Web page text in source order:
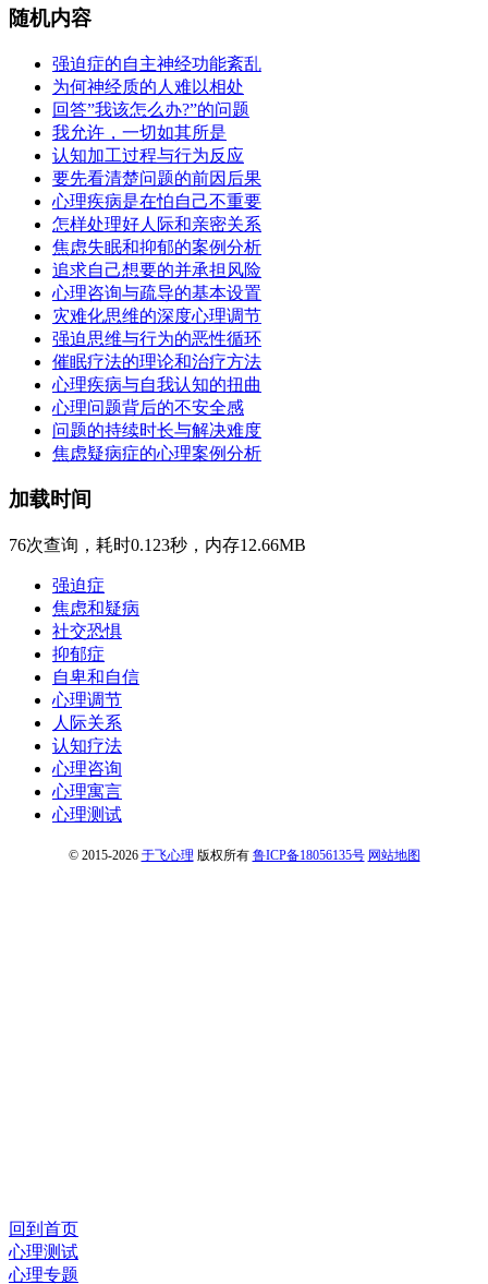
随机内容
强迫症的自主神经功能紊乱
为何神经质的人难以相处
回答”我该怎么办?”的问题
我允许，一切如其所是
认知加工过程与行为反应
要先看清楚问题的前因后果
心理疾病是在怕自己不重要
怎样处理好人际和亲密关系
焦虑失眠和抑郁的案例分析
追求自己想要的并承担风险
心理咨询与疏导的基本设置
灾难化思维的深度心理调节
强迫思维与行为的恶性循环
催眠疗法的理论和治疗方法
心理疾病与自我认知的扭曲
心理问题背后的不安全感
问题的持续时长与解决难度
焦虑疑病症的心理案例分析
加载时间
76次查询，耗时0.123秒，内存12.66MB
强迫症
焦虑和疑病
社交恐惧
抑郁症
自卑和自信
心理调节
人际关系
认知疗法
心理咨询
心理寓言
心理测试
© 2015-2026 于飞心理 版权所有 鲁ICP备18056135号 网站地图
回到首页
心理测试
心理专题